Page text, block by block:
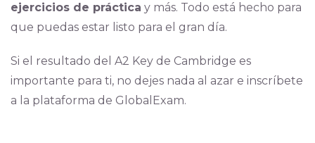
ejercicios de práctica y más. Todo está hecho para
que puedas estar listo para el gran día.
Si el resultado del A2 Key de Cambridge es
importante para ti, no dejes nada al azar e inscríbete
a la plataforma de GlobalExam.